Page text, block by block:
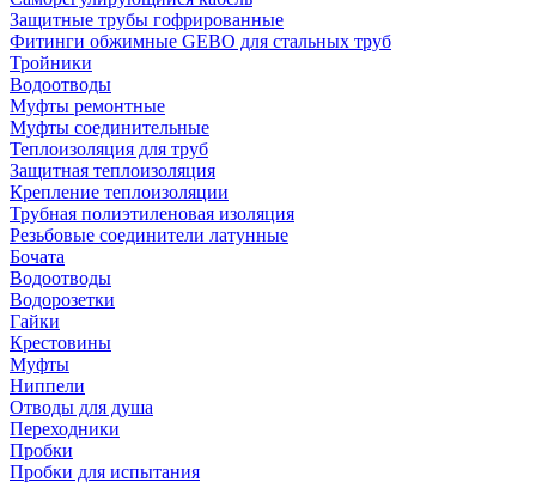
Защитные трубы гофрированные
Фитинги обжимные GEBO для стальных труб
Тройники
Водоотводы
Муфты ремонтные
Муфты соединительные
Теплоизоляция для труб
Защитная теплоизоляция
Крепление теплоизоляции
Трубная полиэтиленовая изоляция
Резьбовые соединители латунные
Бочата
Водоотводы
Водорозетки
Гайки
Крестовины
Муфты
Ниппели
Отводы для душа
Переходники
Пробки
Пробки для испытания